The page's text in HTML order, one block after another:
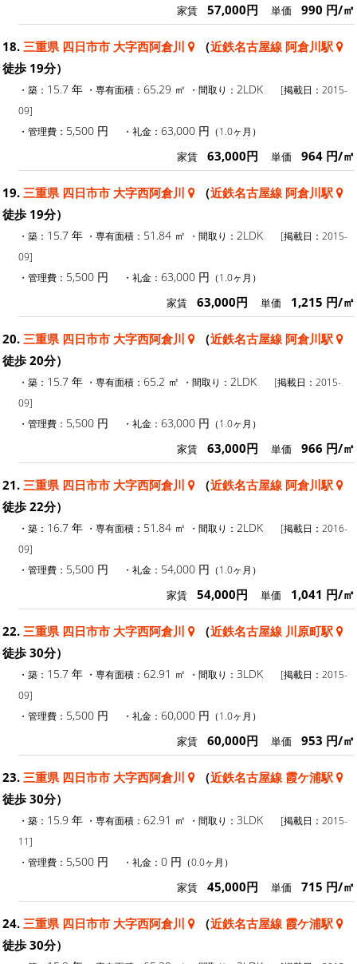
家賃 57,000円 単価 990 円/㎡
18. 三重県 四日市市 大字西阿倉川 （近鉄名古屋線 阿倉川駅
徒歩 19分）
・築： 15.7 年 ・専有面積： 65.29 ㎡ ・間取り： 2LDK
[掲載日：2015-
09]
・管理費： 5,500 円 ・礼金： 63,000 円 （1.0ヶ月）
家賃 63,000円 単価 964 円/㎡
19. 三重県 四日市市 大字西阿倉川 （近鉄名古屋線 阿倉川駅
徒歩 19分）
・築： 15.7 年 ・専有面積： 51.84 ㎡ ・間取り： 2LDK
[掲載日：2015-
09]
・管理費： 5,500 円 ・礼金： 63,000 円 （1.0ヶ月）
家賃 63,000円 単価 1,215 円/㎡
20. 三重県 四日市市 大字西阿倉川 （近鉄名古屋線 阿倉川駅
徒歩 20分）
・築： 15.7 年 ・専有面積： 65.2 ㎡ ・間取り： 2LDK
[掲載日：2015-
09]
・管理費： 5,500 円 ・礼金： 63,000 円 （1.0ヶ月）
家賃 63,000円 単価 966 円/㎡
21. 三重県 四日市市 大字西阿倉川 （近鉄名古屋線 阿倉川駅
徒歩 22分）
・築： 16.7 年 ・専有面積： 51.84 ㎡ ・間取り： 2LDK
[掲載日：2016-
09]
・管理費： 5,500 円 ・礼金： 54,000 円 （1.0ヶ月）
家賃 54,000円 単価 1,041 円/㎡
22. 三重県 四日市市 大字西阿倉川 （近鉄名古屋線 川原町駅
徒歩 30分）
・築： 15.7 年 ・専有面積： 62.91 ㎡ ・間取り： 3LDK
[掲載日：2015-
09]
・管理費： 5,500 円 ・礼金： 60,000 円 （1.0ヶ月）
家賃 60,000円 単価 953 円/㎡
23. 三重県 四日市市 大字西阿倉川 （近鉄名古屋線 霞ケ浦駅
徒歩 30分）
・築： 15.9 年 ・専有面積： 62.91 ㎡ ・間取り： 3LDK
[掲載日：2015-
11]
・管理費： 5,500 円 ・礼金： 0 円 （0.0ヶ月）
家賃 45,000円 単価 715 円/㎡
24. 三重県 四日市市 大字西阿倉川 （近鉄名古屋線 霞ケ浦駅
徒歩 30分）